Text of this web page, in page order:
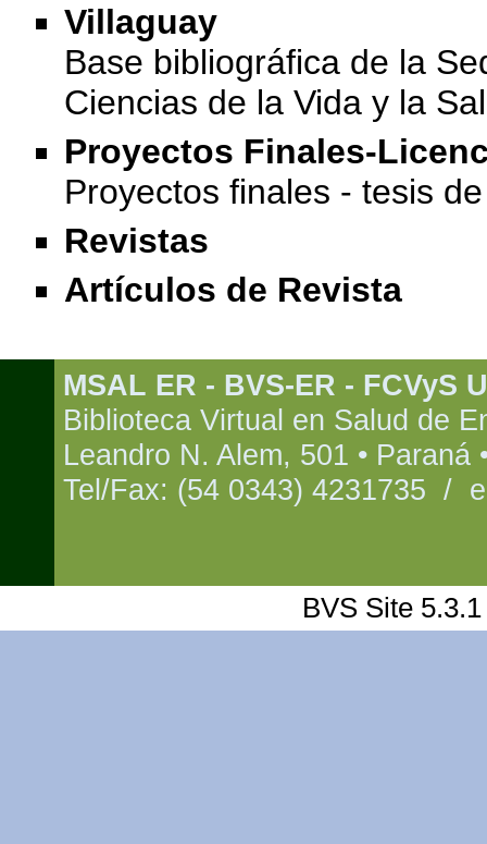
Villaguay
Base bibliográfica de la
Ciencias de la Vida y la
Proyectos Finales-
Proyectos finales - tesis
Revistas
Artículos de Revista
MSAL ER - BVS-ER - FCVyS
Biblioteca Virtual en Salud de
Leandro N. Alem, 501 • Paraná
Tel/Fax: (54 0343) 4231735 /
BVS Site